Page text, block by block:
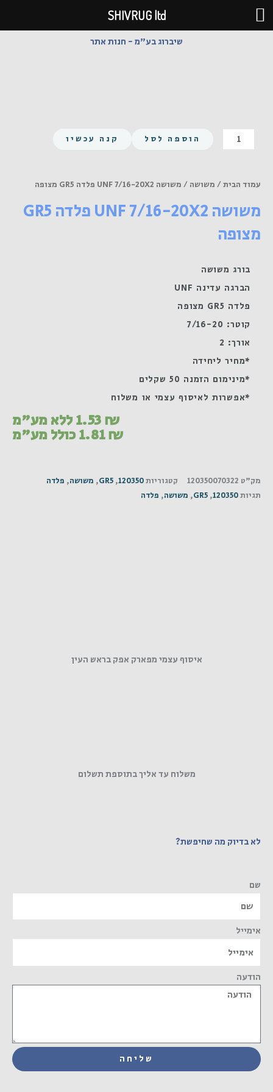
דילוג
לתוכן
שיברוג בע"מ - חנות אתר
כמות
של
20X2
GR5
הוספה לסל קנה עכשיו
עמוד הבית/ משושה / משושה UNF 7/16-20X2 פלדה GR5 מצופה
משושה UNF 7/16-20X2 פלדה GR5
מצופה
בורג משושה
הברגה עדינה UNF
פלדה GR5 מצופה
קוטר: 7/16-20
אורך: 2
*מחיר ליחידה
*מינימום הזמנה 50 שקלים
*אפשרות לאיסוף עצמי או משלוח
1.53₪ ללא מע"מ
1.81₪ כולל מע"מ
מק"ט 120350070322 קטגוריות120350
,
GR5
, משושה, פלדה
תגיות120350
,
GR5
, משושה, פלדה
איסוף עצמי מפארק אפק בראש העין
משלוח עד אליך בתוספת תשלום
לא בדיוק מה שחיפשת?
שם
אימייל
הודעה
שליחה
SHIVRUG ltd